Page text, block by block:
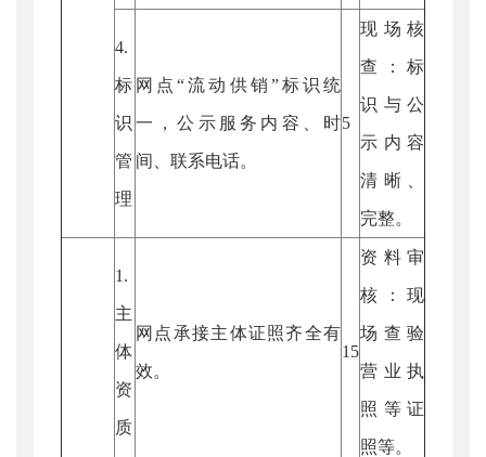
4.
标
识
管
理
网点“流动供销”标识统
一，公示服务内容、时
间、联系电话。
5
现场核
查：标
识与公
示内容
清晰、
完整。
1.
主
体
资
质
网点承接主体证照齐全有
效。
15
资料审
核：现
场查验
营业执
照等证
照等。